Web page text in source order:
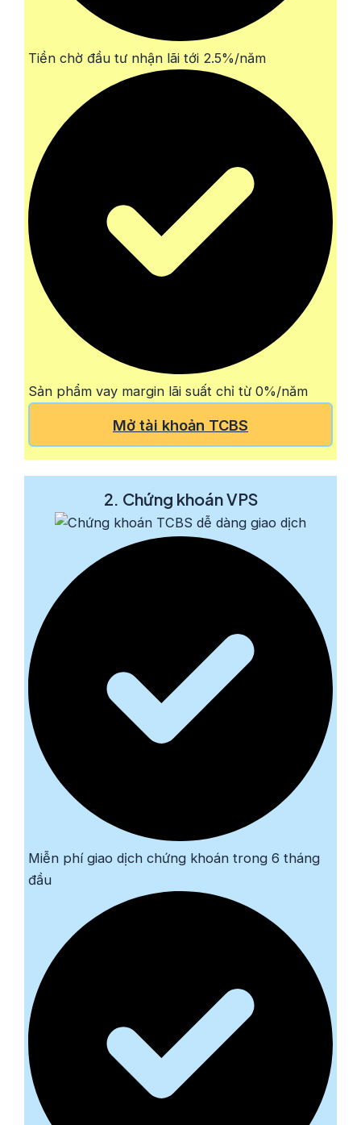
Tiền chờ đầu tư nhận lãi tới 2.5%/năm
Sản phẩm vay margin lãi suất chỉ từ 0%/năm
Mở tài khoản TCBS
2. Chứng khoán VPS
Miễn phí giao dịch chứng khoán trong 6 tháng
đầu